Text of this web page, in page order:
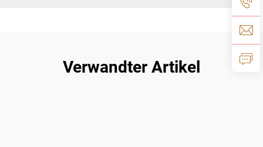
Verwandter Artikel